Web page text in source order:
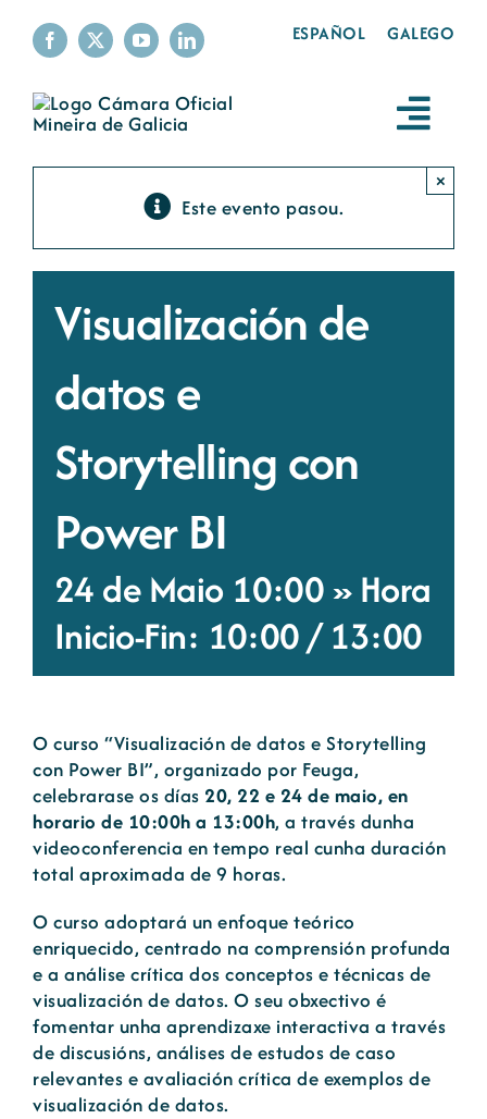
content
ESPAÑOL GALEGO
Servizos
A minería
Produtos mineiros
Portal de emprego
Contacto
Este evento pasou.
×
Visualización de
datos e
Storytelling con
Power BI
24 de Maio 10:00 » Hora
Inicio-Fin: 10:00/13:00
O curso “Visualización de datos e Storytelling
con Power BI”, organizado por Feuga,
celebrarase os días 20, 22 e 24 de maio, en
horario de 10:00h a 13:00h, a través dunha
videoconferencia en tempo real cunha duración
total aproximada de 9 horas.
O curso adoptará un enfoque teórico
enriquecido, centrado na comprensión profunda
e a análise crítica dos conceptos e técnicas de
visualización de datos. O seu obxectivo é
fomentar unha aprendizaxe interactiva a través
de discusións, análises de estudos de caso
relevantes e avaliación crítica de exemplos de
visualización de datos.